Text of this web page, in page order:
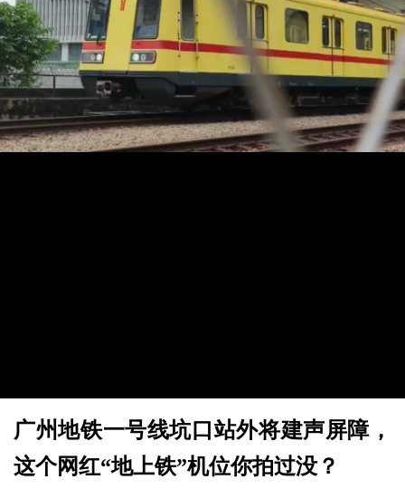
广州地铁一号线坑口站外将建声屏障，
这个网红“地上铁”机位你拍过没？